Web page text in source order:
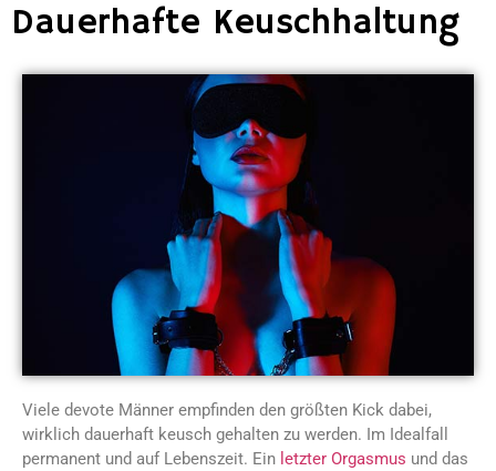
Dauerhafte Keuschhaltung
Viele devote Männer empfinden den größten Kick dabei,
wirklich dauerhaft keusch gehalten zu werden. Im Idealfall
permanent und auf Lebenszeit. Ein letzter Orgasmus und das